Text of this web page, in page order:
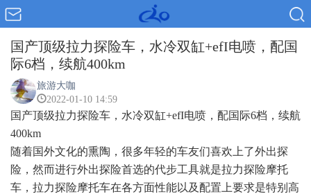
国产顶级拉力探险车，水冷双缸+efI电喷，配国
际6档，续航400km
旅游大咖
2022-01-10 14:59
国产顶级拉力探险车，水冷双缸+efI电喷，配国际6档，续航
400km
随着国外文化的熏陶，很多年轻的车友们喜欢上了外出探
险，然而进行外出探险首选的代步工具就是拉力探险摩托
车，拉力探险摩托车在各方面性能以及配置上要求是特别高